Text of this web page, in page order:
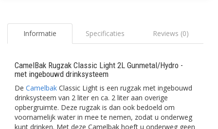
Informatie Specificaties Reviews (0)
CamelBak Rugzak Classic Light 2L Gunmetal/Hydro -
met ingebouwd drinksysteem
De Camelbak Classic Light is een rugzak met ingebouwd
drinksysteem van 2 liter en ca. 2 liter aan overige
opbergruimte. Deze rugzak is dan ook bedoeld om
voornamelijk water in mee te nemen, zodat u onderweg
kunt drinken. Met deze Camelbak hoeft u onderweg geen